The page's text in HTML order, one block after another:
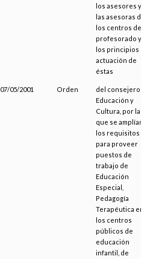
los asesores y
las asesoras de
los centros de
profesorado y
los principios de
actuación de
éstas
07/05/2001 Orden
del consejero de
Educación y
Cultura, por la
que se amplían
los requisitos
para proveer
puestos de
trabajo de
Educación
Especial,
Pedagogía
Terapéutica en
los centros
públicos de
educación
infantil, de